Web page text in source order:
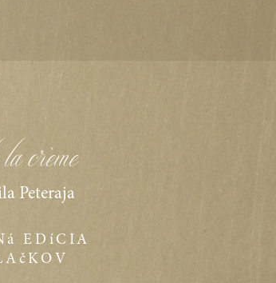
crème
Peteraja
EDíCIA